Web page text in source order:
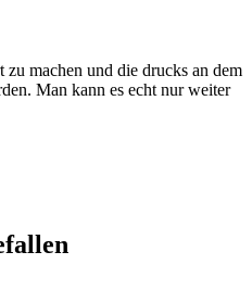
zu machen und die drucks an dem
Man kann es echt nur weiter